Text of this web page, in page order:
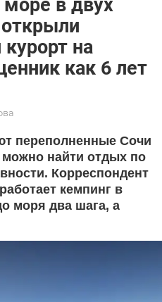
в двух
на
как 6 лет
переполненные Сочи
найти отдых по
Корреспондент
кемпинг в
моря два шага, а